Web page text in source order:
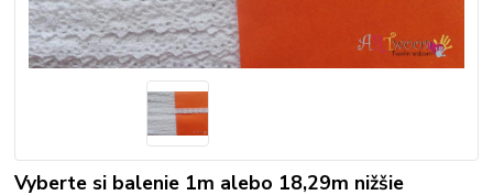
Vyberte si balenie 1m alebo 18,29m nižšie